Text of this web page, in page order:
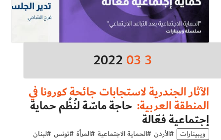
3
03
2022
الآثار الجندرية لاستجابات جائحة كورونا في
المنطقة العربية: حاجة ماسّة لنُظُم حماية
إجتماعية فعّالة
ويبينارات #الأردن #الحماية الاجتماعية #المرأة #تونس #لبنان